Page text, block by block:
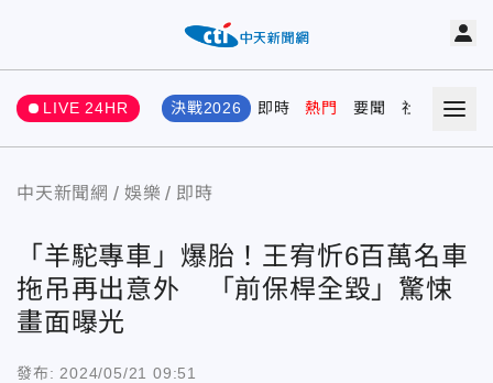
LIVE 24HR 決戰2026 即時 熱門 要聞 社會 娛樂
中天新聞網 娛樂 即時
「羊駝專車」爆胎！王宥忻6百萬名車
拖吊再出意外 「前保桿全毀」驚悚
畫面曝光
發布: 2024/05/21 09:51